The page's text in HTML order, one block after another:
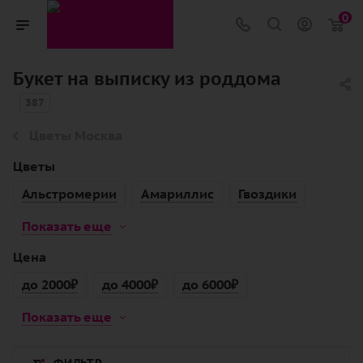
0
Букет на выписку из роддома
Цветы
Альстромерии
Амариллис
Гвоздики
Показать еще
Цена
до 2000₽
до 4000₽
до 6000₽
Показать еще